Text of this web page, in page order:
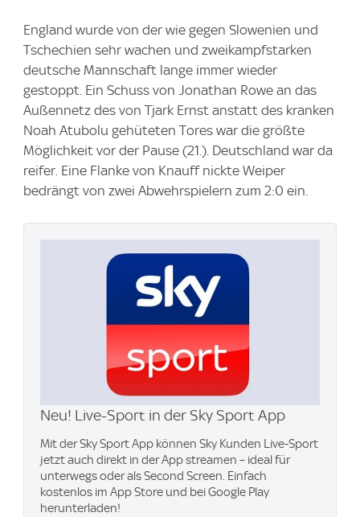
England wurde von der wie gegen Slowenien und
Tschechien sehr wachen und zweikampfstarken
deutsche Mannschaft lange immer wieder
gestoppt. Ein Schuss von Jonathan Rowe an das
Außennetz des von Tjark Ernst anstatt des kranken
Noah Atubolu gehüteten Tores war die größte
Möglichkeit vor der Pause (21.). Deutschland war da
reifer. Eine Flanke von Knauff nickte Weiper
bedrängt von zwei Abwehrspielern zum 2:0 ein.
Neu! Live-Sport in der Sky Sport App
Mit der Sky Sport App können Sky Kunden Live-Sport
jetzt auch direkt in der App streamen – ideal für
unterwegs oder als Second Screen. Einfach
kostenlos im App Store und bei Google Play
herunterladen!